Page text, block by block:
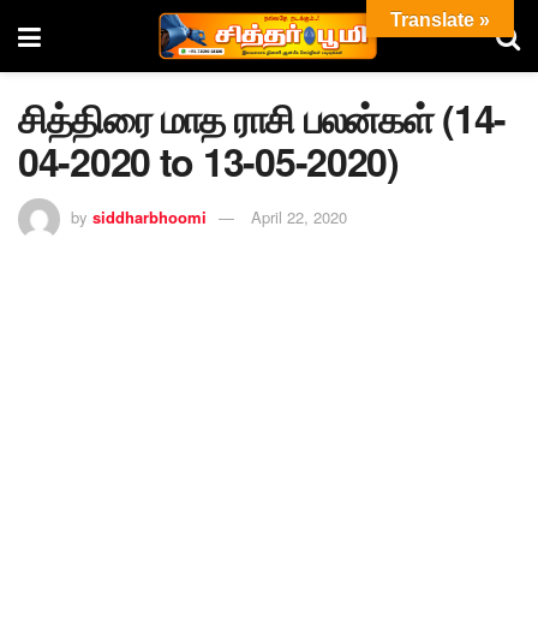
சித்திரை மாத ராசி பலன்கள் (14-
04-2020 to 13-05-2020)
by siddharbhoomi April 22, 2020
Translate »